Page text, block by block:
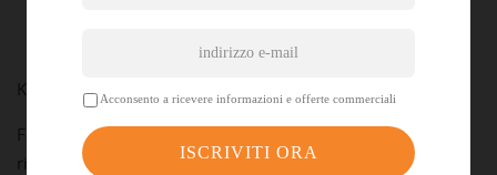
Kit completo per l’integrazione di CO2 in acquario
Facile e pratico, garantisce risultati eccelenti: vegetazione
rigogliosa e pesci sani
Acconsento a ricevere informazioni e offerte commerciali